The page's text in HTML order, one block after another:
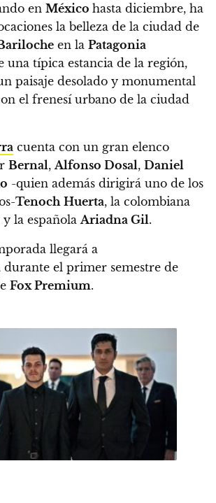
en México hasta diciembre, ha
la belleza de la ciudad de
en la Patagonia
una típica estancia de la región,
paisaje desolado y monumental
el frenesí urbano de la ciudad
cuenta con un gran elenco
Bernal, Alfonso Dosal, Daniel
-quien además dirigirá uno de los
Tenoch Huerta, la colombiana
y la española Ariadna Gil.
llegará a
durante el primer semestre de
Fox Premium.